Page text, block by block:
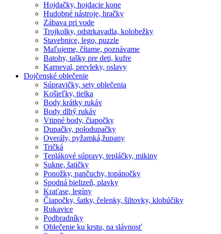
Hojdačky, hojdacie kone
Hudobné nástroje, hračky
Zábava pri vode
Trojkolky, odstrkavadla, kolobežky
Stavebnice, lego, puzzle
Maľujeme, čítame, poznávame
Batohy, tašky pre deti, kufre
Karneval, prevleky, oslavy
Dojčenské oblečenie
Súpravičky, sety oblečenia
Košieľky, tielka
Body krátky rukáv
Body dlhý rukáv
Vtipné body, čiapočky
Dupačky, polodupačky
Overály, pyžamká,župany
Tričká
Teplákové súpravy, tepláčky, mikiny
Sukne, šatičky
Ponožky, pančuchy, topánočky
Spodná bielizeň, plavky
Kraťase, legíny
Čiapočky, šatky, čelenky, šiltovky, klobúčiky
Rukavice
Podbradníky
Oblečenie ku krstu, na slávnosť